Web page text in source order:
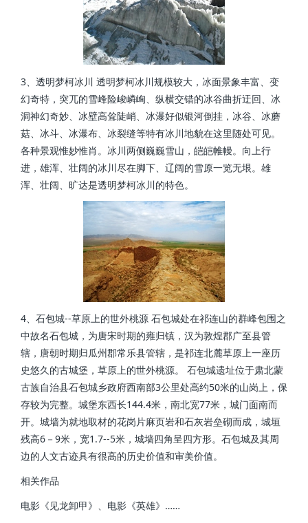
3、透明梦柯冰川 透明梦柯冰川规模较大，冰面景象丰富、变
幻奇特，突兀的雪峰险峻嶙峋、纵横交错的冰谷曲折迂回、冰
洞神幻奇妙、冰壁高耸陡峭、冰瀑好似银河倒挂，冰谷、冰蘑
菇、冰斗、冰瀑布、冰裂缝等特有冰川地貌在这里随处可见。
各种景观惟妙惟肖。冰川两侧巍巍雪山，皑皑帷幔。向上行
进，雄浑、壮阔的冰川尽在脚下、辽阔的雪原一览无垠。雄
浑、壮阔、旷达是透明梦柯冰川的特色。
4、石包城--草原上的世外桃源 石包城处在祁连山的群峰包围之
中故名石包城，为唐宋时期的雍归镇，汉为敦煌郡广至县管
辖，唐朝时期归瓜州郡常乐县管辖，是祁连北麓草原上一座历
史悠久的古城堡，草原上的世外桃源。 石包城遗址位于肃北蒙
古族自治县石包城乡政府西南部3公里处高约50米的山岗上，保
存较为完整。城堡东西长144.4米，南北宽77米，城门面南而
开。城墙为就地取材的花岗片麻页岩和石灰岩垒砌而成，城垣
残高6－9米，宽1.7--5米，城墙四角呈四方形。石包城及其周
边的人文古迹具有很高的历史价值和审美价值。
相关作品
电影《见龙卸甲》、电影《英雄》……